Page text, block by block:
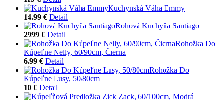
Kuchynská Váha Emmy
14.99 € Detail
Rohová Kuchyňa Santiago
2999 € Detail
Rohožka Do
Kúpeľne Nelly, 60/90cm, Čierna
6.99 € Detail
Rohožka Do
Kúpeľne Lusy, 50/80cm
10 € Detail